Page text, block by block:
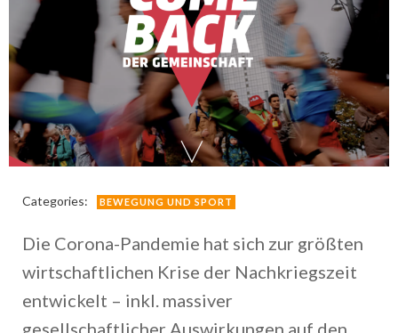
Categories: BEWEGUNG UND SPORT
Die Corona-Pandemie hat sich zur größten
wirtschaftlichen Krise der Nachkriegszeit
entwickelt – inkl. massiver
gesellschaftlicher Auswirkungen auf den